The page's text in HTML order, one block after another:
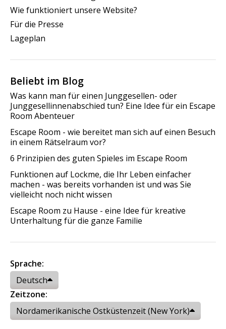
Wie funktioniert unsere Website?
Für die Presse
Lageplan
Beliebt im Blog
Was kann man für einen Junggesellen- oder
Junggesellinnenabschied tun? Eine Idee für ein Escape
Room Abenteuer
Escape Room - wie bereitet man sich auf einen Besuch
in einem Rätselraum vor?
6 Prinzipien des guten Spieles im Escape Room
Funktionen auf Lockme, die Ihr Leben einfacher
machen - was bereits vorhanden ist und was Sie
vielleicht noch nicht wissen
Escape Room zu Hause - eine Idee für kreative
Unterhaltung für die ganze Familie
Sprache:
Deutsch
Zeitzone:
Nordamerikanische Ostküstenzeit (New York)